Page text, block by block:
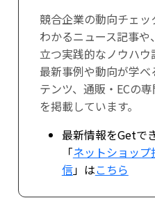
競合企業の動向チェ
わかるニュース記事や
立つ実践的なノウハ
最新事例や動向が学
テンツ、通販・ECの
を掲載しています。
最新情報をGetで
「ネットショッ
信」はこちら